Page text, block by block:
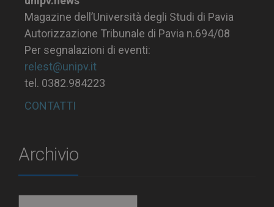
Magazine dell’Università degli Studi di Pavia
Autorizzazione Tribunale di Pavia n.694/08
Per segnalazioni di eventi:
relest@unipv.it
tel. 0382.984223
CONTATTI
Archivio